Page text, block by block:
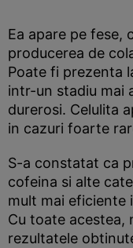
Ea apare pe fese,
producerea de
Poate fi prezenta
intr-un stadiu mai
durerosi. Celulita
in cazuri foarte
S-a constatat ca
cofeina si alte
mult mai eficiente
Cu toate acestea,
rezultatele